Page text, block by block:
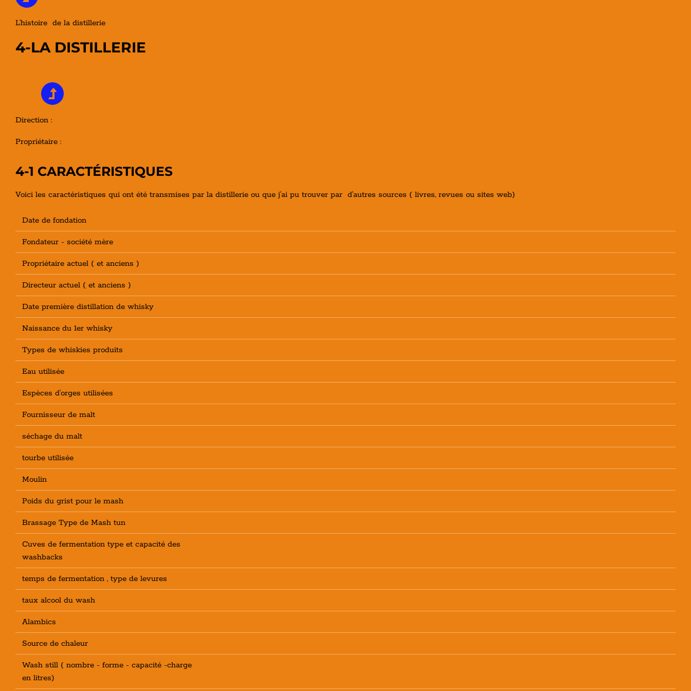
L’histoire de la distillerie
4-LA DISTILLERIE
Direction :
Propriétaire :
4-1 CARACTÉRISTIQUES
Voici les caractéristiques qui ont été transmises par la distillerie ou que j'ai pu trouver par d'autres sources ( livres, revues ou sites web)
Date de fondation
Fondateur - société mère
Propriétaire actuel ( et anciens )
Directeur actuel ( et anciens )
Date première distillation de whisky
Naissance du 1er whisky
Types de whiskies produits
Eau utilisée
Espèces d'orges utilisées
Fournisseur de malt
séchage du malt
tourbe utilisée
Moulin
Poids du grist pour le mash
Brassage Type de Mash tun
Cuves de fermentation type et capacité des
washbacks
temps de fermentation , type de levures
taux alcool du wash
Alambics
Source de chaleur
Wash still ( nombre - forme - capacité -charge
en litres)